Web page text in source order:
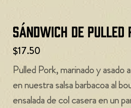
Sándwich de Pulled
$17.50
Pulled Pork, marinado y asado
en nuestra salsa barbacoa al
ensalada de col casera en un